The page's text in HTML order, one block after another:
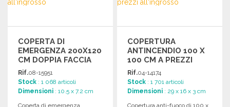
COPERTA DI
EMERGENZA 200X120
CM DOPPIA FACCIA
Rif.08-15951
Stock : 1 068 articoli
Dimensioni : 10.5 x 7.2 cm
Coperta di emergenza
COPERTURA
ANTINCENDIO 100 X
100 CM A PREZZI
ALL'INGROSSO
Rif.04-14174
Stock : 1 701 articoli
Dimensioni : 29 x 16 x 3 cm
Copertura anti-fuoco di 100 x